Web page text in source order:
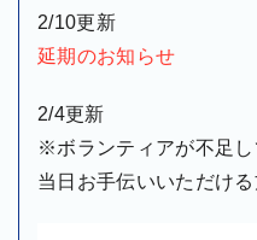
2/10更新
延期のお知らせ
2/4更新
※ボランティアが不足し
当日お手伝いいただけ